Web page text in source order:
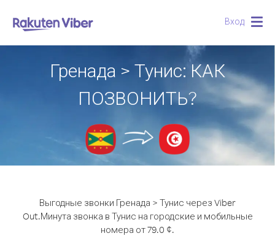
Вход
Гренада > Тунис: КАК
ПОЗВОНИТЬ?
Выгодные звонки Гренада > Тунис через Viber
Out.Минута звонка в Тунис на городские и мобильные
номера от 79.0 ¢.